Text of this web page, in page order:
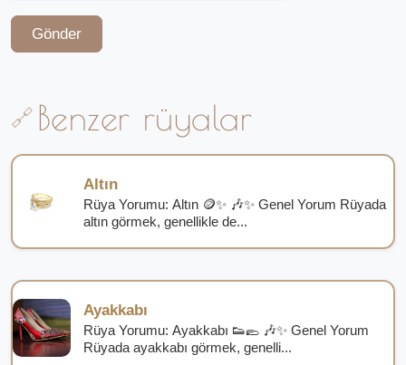
Gönder
Benzer rüyalar
Altın
Rüya Yorumu: Altın 🪙✨ 🎶✨ Genel Yorum Rüyada
altın görmek, genellikle de...
Ayakkabı
Rüya Yorumu: Ayakkabı 👟🥿 🎶✨ Genel Yorum
Rüyada ayakkabı görmek, genelli...